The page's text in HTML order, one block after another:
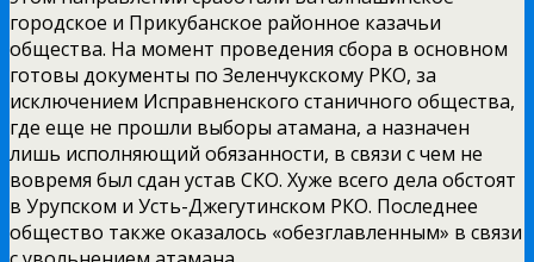
городское и Прикубанское районное казачьи
общества. На момент проведения сбора в основном
готовы документы по Зеленчукскому РКО, за
исключением Исправненского станичного общества,
где еще не прошли выборы атамана, а назначен
лишь исполняющий обязанности, в связи с чем не
вовремя был сдан устав СКО. Хуже всего дела обстоят
в Урупском и Усть-Джегутинском РКО. Последнее
общество также оказалось «обезглавленным» в связи